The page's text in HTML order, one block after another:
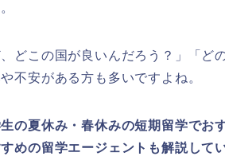
どこの国が良いんだろう？」「ど
不安がある方も多いですよね。
の夏休み・春休みの短期留学でお
めの留学エージェントも解説して